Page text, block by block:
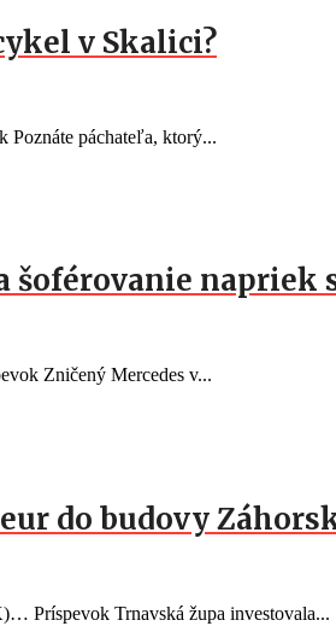
v Skalici?
Poznáte páchateľa, ktorý...
šoférovanie napriek
Zničený Mercedes v...
do budovy
Príspevok Trnavská župa investovala...